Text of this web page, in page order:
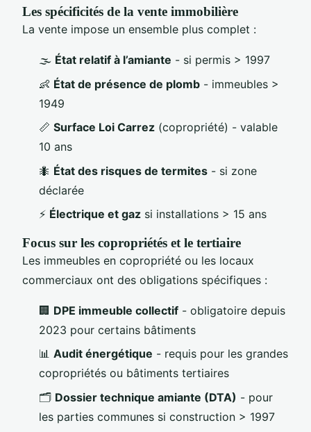
Les spécificités de la vente immobilière
La vente impose un ensemble plus complet :
🌫️ État relatif à l’amiante - si permis > 1997
👶 État de présence de plomb - immeubles >
1949
📏 Surface Loi Carrez (copropriété) - valable
10 ans
🐜 État des risques de termites - si zone
déclarée
⚡ Électrique et gaz si installations > 15 ans
Focus sur les copropriétés et le tertiaire
Les immeubles en copropriété ou les locaux
commerciaux ont des obligations spécifiques :
🏢 DPE immeuble collectif - obligatoire depuis
2023 pour certains bâtiments
📊 Audit énergétique - requis pour les grandes
copropriétés ou bâtiments tertiaires
🗂️ Dossier technique amiante (DTA) - pour
les parties communes si construction > 1997